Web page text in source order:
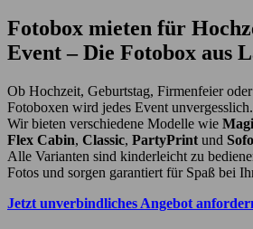
Fotobox mieten für
Event – Die Fotobox aus
Ob Hochzeit, Geburtstag, Firmenfeier
Fotoboxen wird jedes Event unvergesslich.
Wir bieten verschiedene Modelle wie
Flex Cabin, Classic, PartyPrint und
Alle Varianten sind kinderleicht zu
Fotos und sorgen garantiert für Spaß bei
Jetzt unverbindliches Angebot